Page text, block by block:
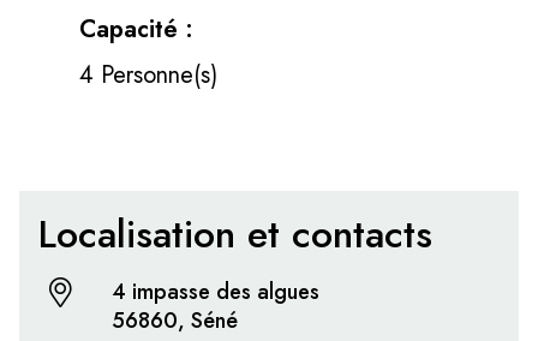
Capacité :
4 Personne(s)
Localisation et contacts
4 impasse des algues
56860, Séné